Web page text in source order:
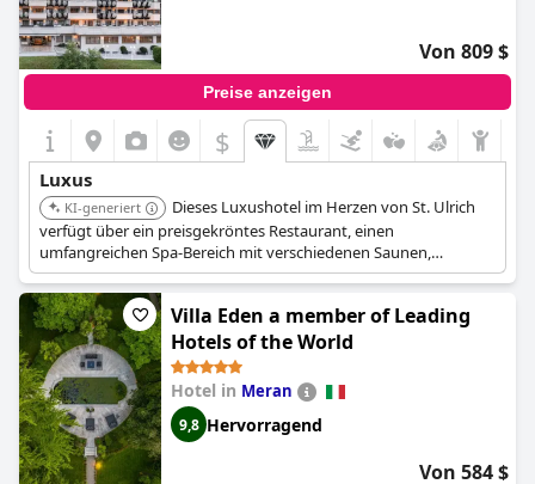
Von 809 $
Preise anzeigen
$
Luxus
KI-generiert
Dieses Luxushotel im Herzen von St. Ulrich
verfügt über ein preisgekröntes Restaurant, einen
umfangreichen Spa-Bereich mit verschiedenen Saunen,
Dampfbädern und Pools, darunter ein Außenwhirlpool mit
Bergblick. Zimmer und Suiten sind elegant gestaltet, verbinden
traditionelle und moderne alpine Stile, und einige Suiten
umfassen Saunen oder Kamine. Das Hotel bietet direkten
Zugang zu den Skiliften und liegt in einem 2.000 m² großen
Garten.
Villa Eden a member of Leading
Hotels of the World
Hotel in Meran
9,8 Hervorragend
Von 584 $